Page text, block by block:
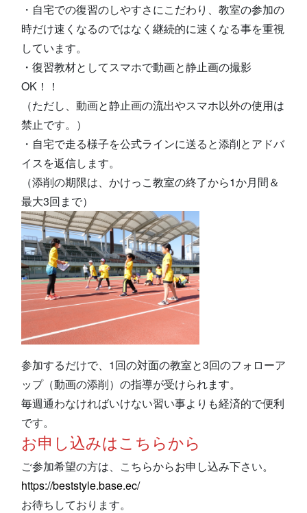
・自宅での復習のしやすさにこだわり、教室の参加の
時だけ速くなるのではなく継続的に速くなる事を重視
しています。
・復習教材としてスマホで動画と静止画の撮影
OK！！
（ただし、動画と静止画の流出やスマホ以外の使用は
禁止です。）
・自宅で走る様子を公式ラインに送ると添削とアドバ
イスを返信します。
（添削の期限は、かけっこ教室の終了から1か月間＆
最大3回まで）
参加するだけで、1回の対面の教室と3回のフォローア
ップ（動画の添削）の指導が受けられます。
毎週通わなければいけない習い事よりも経済的で便利
です。
お申し込みはこちらから
ご参加希望の方は、こちらからお申し込み下さい。
https://beststyle.base.ec/
お待ちしております。